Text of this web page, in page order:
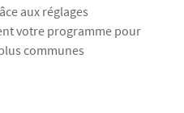
aux réglages
votre programme pour
communes